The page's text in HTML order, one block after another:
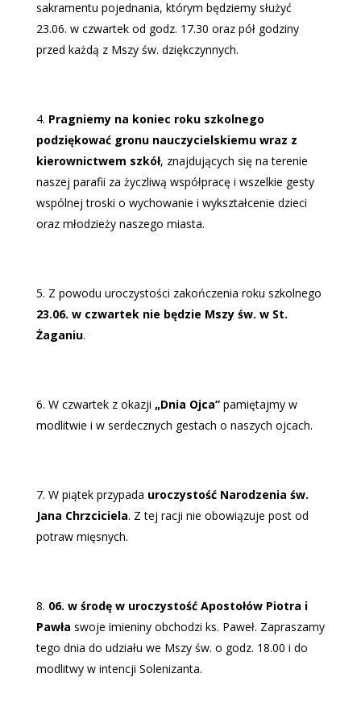
sakramentu pojednania, którym będziemy służyć
23.06. w czwartek od godz. 17.30 oraz pół godziny
przed każdą z Mszy św. dziękczynnych.
Pragniemy na koniec roku szkolnego
podziękować gronu nauczycielskiemu wraz z
kierownictwem szkół, znajdujących się na terenie
naszej parafii za życzliwą współpracę i wszelkie gesty
wspólnej troski o wychowanie i wykształcenie dzieci
oraz młodzieży naszego miasta.
Z powodu uroczystości zakończenia roku szkolnego
23.06. w czwartek nie będzie Mszy św. w St.
Żaganiu.
W czwartek z okazji „Dnia Ojca”pamiętajmy w
modlitwie i w serdecznych gestach o naszych ojcach.
W piątek przypada uroczystość Narodzenia św.
Jana Chrzciciela. Z tej racji nie obowiązuje post od
potraw mięsnych.
06. w środę w uroczystość Apostołów Piotra i
Pawła swoje imieniny obchodzi ks. Paweł. Zapraszamy
tego dnia do udziału we Mszy św. o godz. 18.00 i do
modlitwy w intencji Solenizanta.